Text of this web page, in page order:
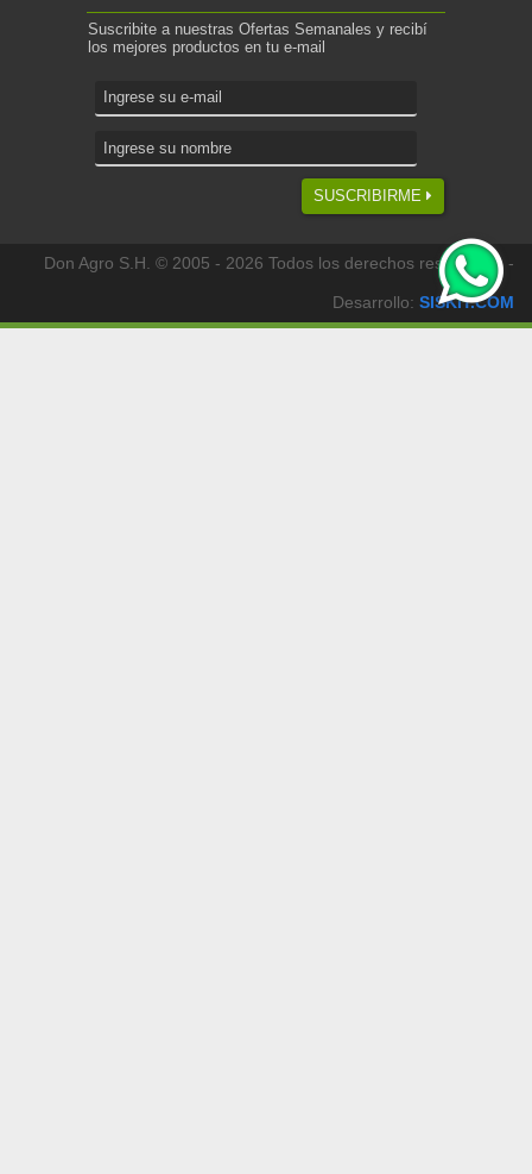
Suscribite a nuestras Ofertas Semanales y recibí
los mejores productos en tu e-mail
SUSCRIBIRME
Don Agro S.H. © 2005 - 2026 Todos los derechos reservados -
Desarrollo: SISKIT.COM